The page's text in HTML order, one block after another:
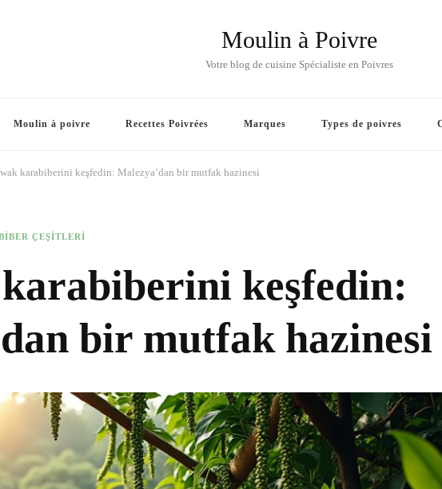
Moulin à Poivre
Votre blog de cuisine Spécialiste en Poivres
Moulin à poivre Recettes Poivrées Marques Types de poivres
karabiberini keşfedin: Malezya’dan bir mutfak hazinesi
ÇEŞITLERI
keşfedin:
bir mutfak hazinesi